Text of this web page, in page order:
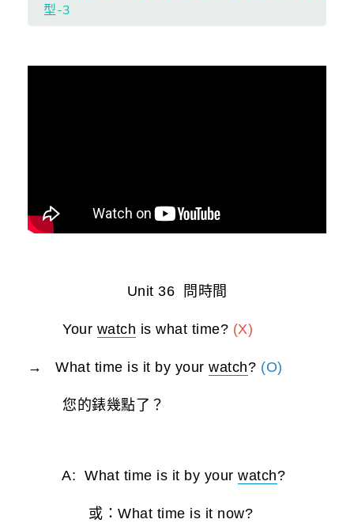
型-3
Unit 36 問時間
Your watch is what time? (X)
→ What time is it by your watch? (O)
您的錶幾點了？
A: What time is it by your watch?
或：What time is it now?